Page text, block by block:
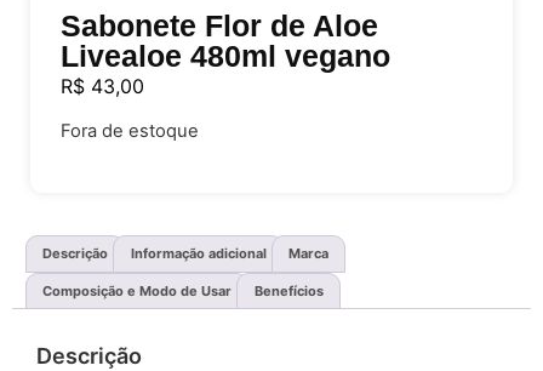
Sabonete Flor de Aloe
Livealoe 480ml vegano
R$ 43,00
Fora de estoque
Descrição Informação adicional Marca
Composição e Modo de Usar Benefícios
Descrição